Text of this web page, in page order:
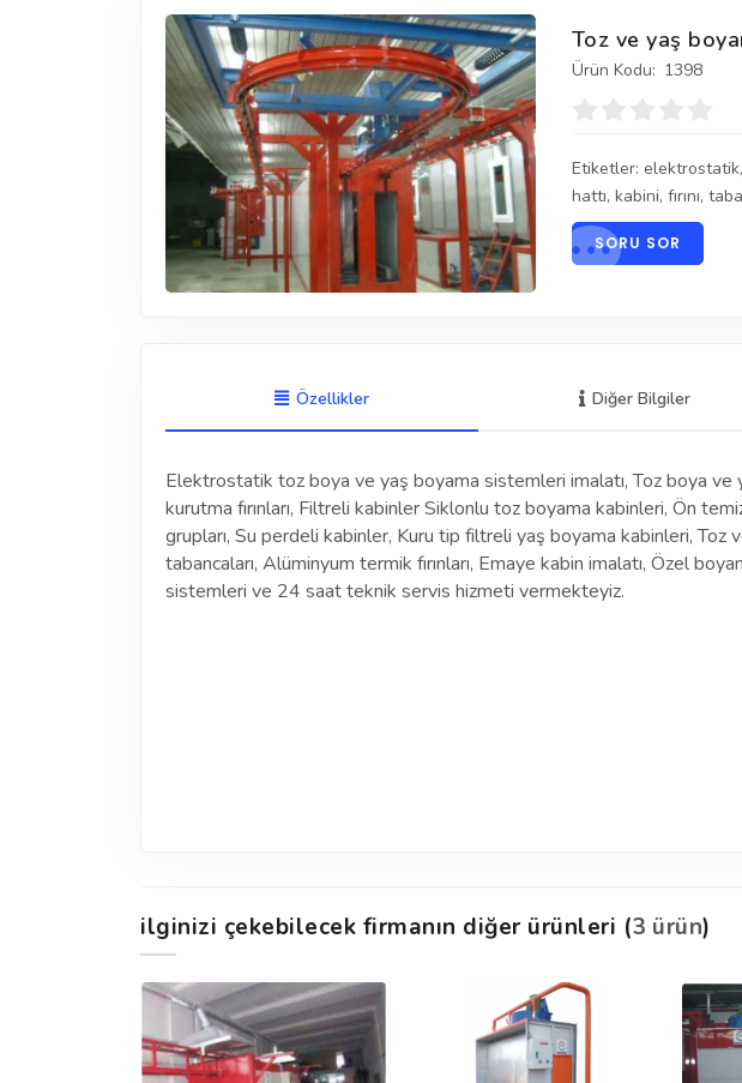
Toz ve yaş
Ürün Kodu: 1398
Etiketler: elektrostatik,
hattı, kabini, fırını,
SORU SOR
Özellikler Diğer Bilgiler
Elektrostatik toz boya ve yaş boyama sistemleri imalatı, Toz boya ve
kurutma fırınları, Filtreli kabinler Siklonlu toz boyama kabinleri, Ön
grupları, Su perdeli kabinler, Kuru tip filtreli yaş boyama kabinleri, Toz
tabancaları, Alüminyum termik fırınları, Emaye kabin imalatı, Özel
sistemleri ve 24 saat teknik servis hizmeti vermekteyiz.
ilginizi çekebilecek firmanın diğer ürünleri (3 ürün)